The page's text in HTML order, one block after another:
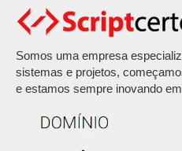
Somos uma empresa
sistemas e projetos,
e estamos sempre inovando